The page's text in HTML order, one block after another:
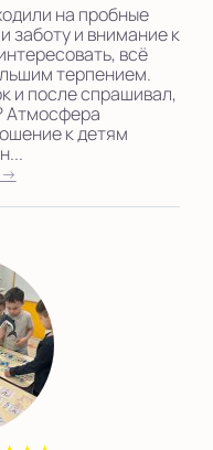
на пробные
заботу и внимание к
всё
терпением.
и после спрашивал,
Атмосфера
к детям
→